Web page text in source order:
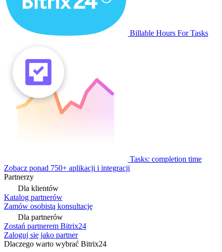
Billable Hours For Tasks
Tasks: completion time
Zobacz ponad 750+ aplikacji i integracji
Partnerzy
Dla klientów
Katalog partnerów
Zamów osobistą konsultację
Dla partnerów
Zostań partnerem Bitrix24
Zaloguj się jako partner
Dlaczego warto wybrać Bitrix24